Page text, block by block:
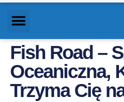
Fish Road –
Oceaniczna,
Trzyma Cię